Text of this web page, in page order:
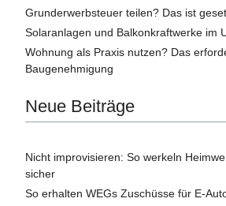
Grunderwerbsteuer teilen? Das ist
Solaranlagen und Balkonkraftwerke im
Wohnung als Praxis nutzen? Das
Baugenehmigung
Neue Beiträge
Nicht improvisieren: So werkeln
sicher
So erhalten WEGs Zuschüsse für E-